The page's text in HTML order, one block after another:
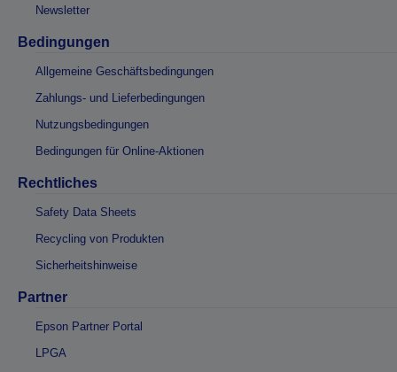
Newsletter
Bedingungen
Allgemeine Geschäftsbedingungen
Zahlungs- und Lieferbedingungen
Nutzungsbedingungen
Bedingungen für Online-Aktionen
Rechtliches
Safety Data Sheets
Recycling von Produkten
Sicherheitshinweise
Partner
Epson Partner Portal
LPGA